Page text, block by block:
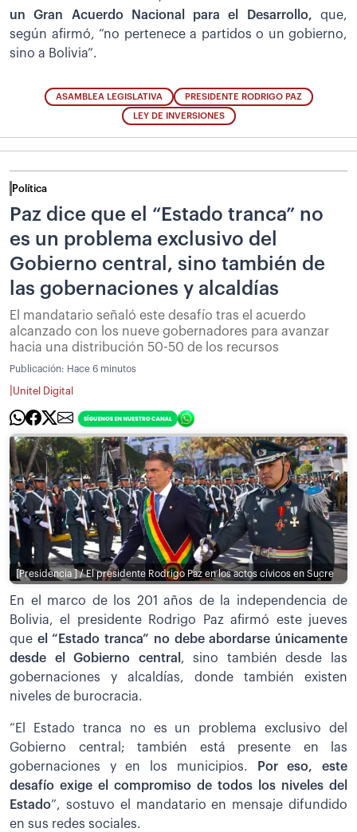
un Gran Acuerdo Nacional para el Desarrollo, que,
según afirmó, “no pertenece a partidos o un gobierno,
sino a Bolivia”.
ASAMBLEA LEGISLATIVA PRESIDENTE RODRIGO PAZ
LEY DE INVERSIONES
Política
Paz dice que el “Estado tranca” no
es un problema exclusivo del
Gobierno central, sino también de
las gobernaciones y alcaldías
El mandatario señaló este desafío tras el acuerdo
alcanzado con los nueve gobernadores para avanzar
hacia una distribución 50-50 de los recursos
Publicación: Hace 6 minutos
Unitel Digital
[Presidencia ] / El presidente Rodrigo Paz en los actos cívicos en Sucre
En el marco de los 201 años de la independencia de
Bolivia, el presidente Rodrigo Paz afirmó este jueves
que el “Estado tranca” no debe abordarse únicamente
desde el Gobierno central , sino también desde las
gobernaciones y alcaldías, donde también existen
niveles de burocracia.
“El Estado tranca no es un problema exclusivo del
Gobierno central; también está presente en las
gobernaciones y en los municipios.
Por eso, este
desafío exige el compromiso de todos los niveles del
Estado”, sostuvo el mandatario en mensaje difundido
en sus redes sociales.